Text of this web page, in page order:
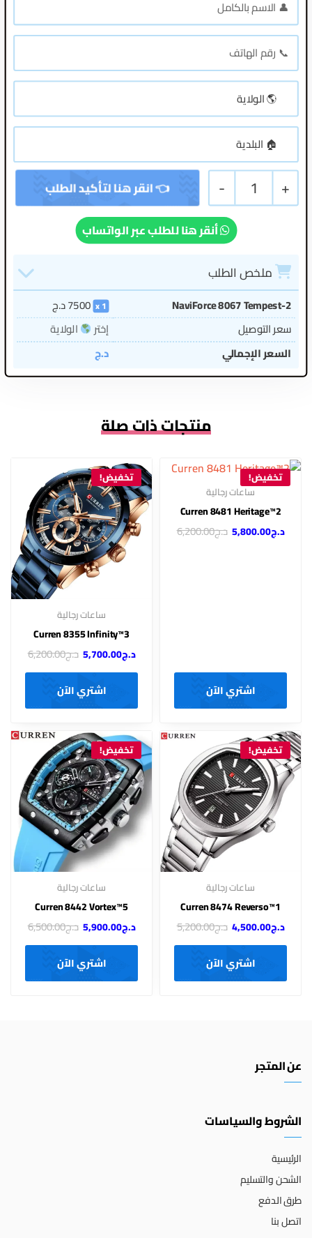
+
1
-
أنقر هنا للطلب عبر الواتساب
ملخص الطلب
NaviForce 8067 Tempest-2
1
7500د.ج
سعر التوصيل
إختر
الولاية
السعر الإجمالي
د.ج
منتجات ذات صلة
تخفيض!
ساعات رجالية
2™Curren 8481 Heritage
د.ج5,800.00 د.ج6,200.00
اشتري الآن
تخفيض!
ساعات رجالية
Curren 8355 Infinity™3
د.ج5,700.00 د.ج6,200.00
اشتري الآن
تخفيض!
ساعات رجالية
Curren 8474 Reverso™1
د.ج4,500.00 د.ج5,200.00
اشتري الآن
تخفيض!
ساعات رجالية
Curren 8442 Vortex™5
د.ج5,900.00 د.ج6,500.00
اشتري الآن
عن المتجر
الشروط والسياسات
الرئيسية
الشحن والتسليم
طرق الدفع
اتصل بنا